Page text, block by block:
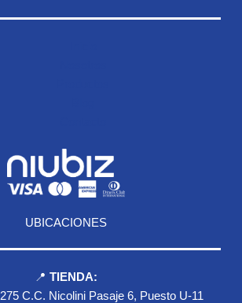
UBICACIONES
📍 TIENDA:
C.C. Nicolini Pasaje 6, Puesto U-11